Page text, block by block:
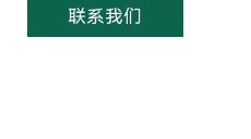
联系我们